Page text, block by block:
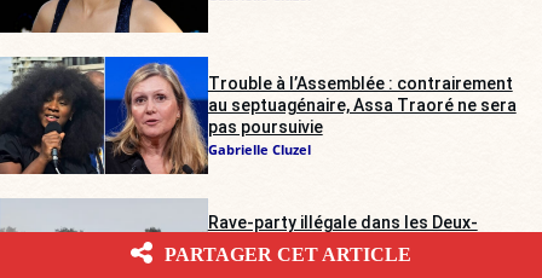
Trouble à l’Assemblée : contrairement
au septuagénaire, Assa Traoré ne sera
pas poursuivie
Gabrielle Cluzel
Rave-party illégale dans les Deux-
Sèvres : les agriculteurs sur tous les
fronts
PARTAGER CET ARTICLE